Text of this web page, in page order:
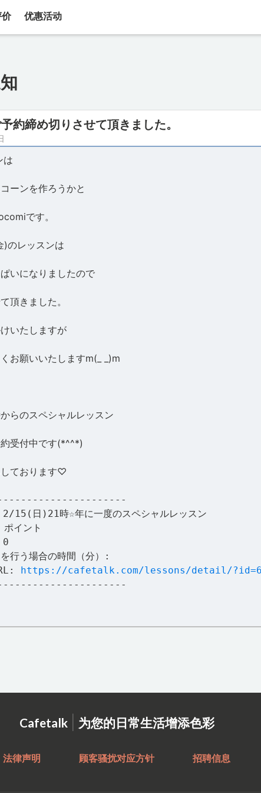
优惠活动
約締め切りさせて頂きました。
は
ーンを作ろうかと
です。
)のレッスンは
いになりましたので
頂きました。
いたしますが
お願いいたしますm(_ _)m
らのスペシャルレッスン
受付中です(*^^*)
ております♡
15(日)21時☆年に一度のスペシャルレッスン
イント
0
行う場合の時間（分）:
https://cafetalk.com/lessons/detail/
Cafetalk | 为您的日常生活增添色彩
法律声明 顾客骚扰对应方针 招聘信息